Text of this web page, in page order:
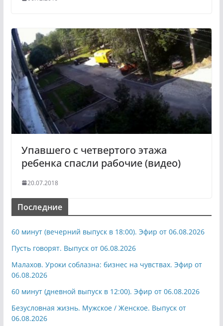
Упавшего с четвертого этажа
ребенка спасли рабочие (видео)
20.07.2018
Последние
60 минут (вечерний выпуск в 18:00). Эфир от 06.08.2026
Пусть говорят. Выпуск от 06.08.2026
Малахов. Уроки соблазна: бизнес на чувствах. Эфир от
06.08.2026
60 минут (дневной выпуск в 12:00). Эфир от 06.08.2026
Безусловная жизнь. Мужское / Женское. Выпуск от
06.08.2026